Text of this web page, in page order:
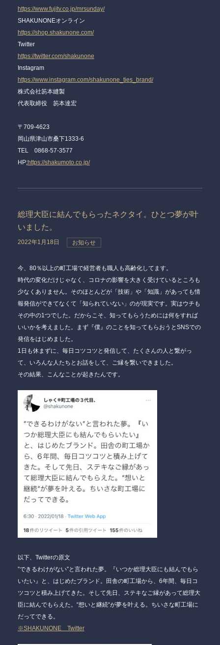
https://www.fujitv.co.jp/mrsunday/
SHAKUNONEオンライン
https://shop.shakunone.com/
Twitter
https://twitter.com/shakunone
Instagram
https://www.instagram.com/shakunone_ties_brand/
株式会社笏本縫製⠀
代表取締役 笏本達宏⠀
〒709-4623 ⠀
岡山県津山市桑下1333-6
TEL 0868-57-3577⠀
HP;https://shakumoto.co.jp/
総理大臣に結んでもらったネクタイ。ひとつ夢が叶
いました。
2022年1月18日 お知らせ
今、80％以上の町工場で経営者も職人も高齢化してます。
時代の変化だけじゃなく、コロナの影響を大きく受けているところも
少なくありません。そのほとんどが「技術」や「知識」があっても情
報発信ができてなくて「知られていない」のが現実です。実はウチも
その中の1つでした。だからこそ、知ってもらうためには何をすれば
いいかを考えました。まず『僕』のことを知ってもらおうとSNSでの
発信をはじめました。
1日も休まずに、毎日コツコツと発信して、たくさんの人と繋がっ
て、いろんな人たちとお話をして、ご縁を繋いできました。
その結果、こんなことが起きたんです。
以下、Twitterの原文
”できるわけがない”と言われた夢。『いつか総理大臣にも結んでもら
いたい』と、はじめたブランド。田舎の町工場から、6年間、毎日コ
ツコツと積み上げてきた。そして先日、ステキなご縁があって総理大
臣に結んでもらえた。“想いと継続“が夢を叶える。ちいさな町工場に
だってできる。
※SHAKUNONE Twitter